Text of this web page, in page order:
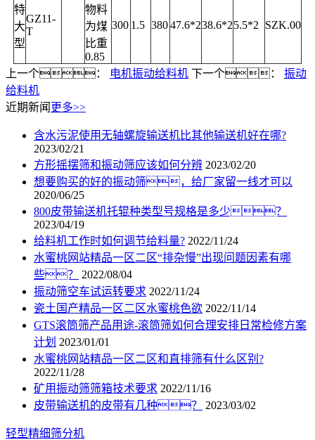
特
大
型
GZ11-
T
物料
为煤
比重
0.85
300 1.5 38047.6*238.6*25.5*2 SZK.00
上一个： 电机振动给料机 下一个： 振动
给料机
近期新闻 更多>>
含水污泥使用无轴螺旋输送机比其他输送机好在哪?
2023/02/21
方形摇摆筛和振动筛应该如何分辨 2023/02/20
想要购买的好的振动筛，给厂家留一线才可以
2020/06/25
800皮带输送机托辊种类型号规格是多少？
2023/04/19
给料机工作时如何调节给料量? 2022/11/24
水蜜桃网站精品一区二区“排杂慢”出现问题因素有哪
些？
2022/08/04
振动筛空车试运转要求 2022/11/24
瓷土国产精品一区二区水蜜桃色欲 2022/11/14
GTS滚筒筛产品用途-滚筒筛如何合理安排日常检修方案
计划 2023/01/01
水蜜桃网站精品一区二区和直排筛有什么区别?
2022/11/28
矿用振动筛筛箱技术要求 2022/11/16
皮带输送机的皮带有几种？
2023/03/02
轻型精细筛分机